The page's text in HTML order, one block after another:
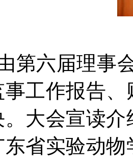
第六届理事
工作报告
。大会宣读
省实验动